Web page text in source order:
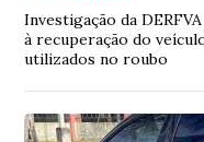
Investigação da
à recuperação do
utilizados no roubo